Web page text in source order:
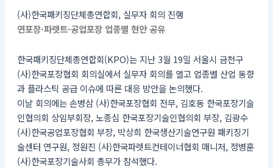
(사)한국패키징단체총연합회, 실무자 회의 진행
연포장·파렛트·공업포장 업종별 현안 공유
한국패키징단체총연합회(KPO)는 지난 3월 19일 서울시 금천구
(사)한국포장협회 회의실에서 실무자 회의를 열고 업종별 산업 동향
과 플라스틱 공급 이슈에 따른 대응 방안을 논의했다.
이날 회의에는 손병삼 (사)한국포장협회 전무, 김호동 한국포장기술
인협의회 상임부회장, 노종심 한국포장기술인협의회 부장, 김광수
(사)한국공업포장협회 부장, 박상희 한국생산기술연구원 패키징기
술센터 연구원, 정원진 (사)한국파렛트컨테이너협회 매니저, 정병훈
(사)한국포장기술사회 총무가 참석했다.